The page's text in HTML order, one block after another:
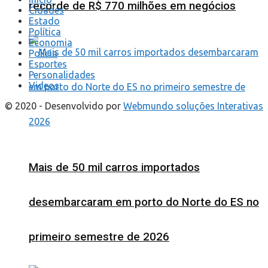
recorde de R$ 770 milhões em negócios
Mais de 50 mil carros importados
desembarcaram em porto do Norte do ES no
primeiro semestre de 2026
Cidades
Estado
Política
Economia
Polícia
Esportes
Personalidades
Videos
© 2020 - Desenvolvido por Webmundo soluções Interativas